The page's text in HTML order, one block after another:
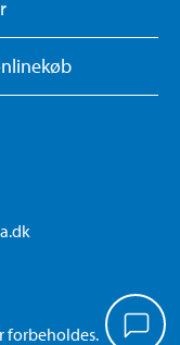
forbeholdes.